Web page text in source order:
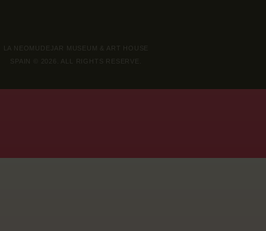
LA NEOMUDEJAR MUSEUM & ART HOUSE
SPAIN © 2026. ALL RIGHTS RESERVE.